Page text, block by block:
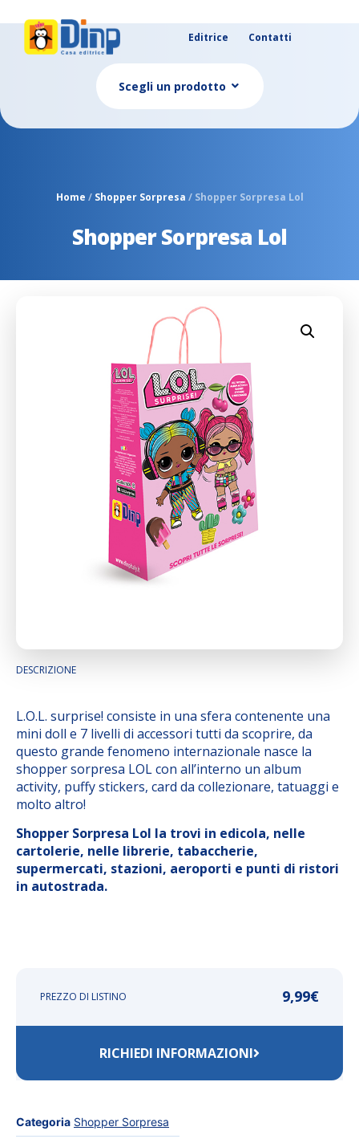
Editrice Contatti
Scegli un prodotto
Home / Shopper Sorpresa / Shopper Sorpresa Lol
Shopper Sorpresa Lol
DESCRIZIONE
L.O.L. surprise! consiste in una sfera contenente una
mini doll e 7 livelli di accessori tutti da scoprire, da
questo grande fenomeno internazionale nasce la
shopper sorpresa LOL con all’interno un album
activity, puffy stickers, card da collezionare, tatuaggi e
molto altro!
Shopper Sorpresa Lol la trovi in edicola, nelle
cartolerie, nelle librerie, tabaccherie,
supermercati, stazioni, aeroporti e punti di ristori
in autostrada.
PREZZO DI LISTINO 9,99€
RICHIEDI INFORMAZIONI
Categoria Shopper Sorpresa